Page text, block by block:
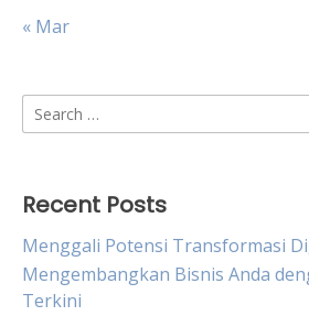
« Mar
Search
for:
Recent Posts
Menggali Potensi Transformasi
Mengembangkan Bisnis Anda
Terkini